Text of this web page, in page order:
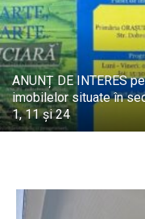
ANUNȚ DE INTERES
imobilelor situate în
1, 11 și 24